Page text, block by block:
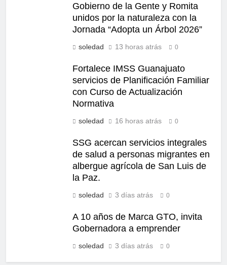
Gobierno de la Gente y Romita
unidos por la naturaleza con la
Jornada “Adopta un Árbol 2026”
soledad 13 horas atrás 0
Fortalece IMSS Guanajuato
servicios de Planificación Familiar
con Curso de Actualización
Normativa
soledad 16 horas atrás 0
SSG acercan servicios integrales
de salud a personas migrantes en
albergue agrícola de San Luis de
la Paz.
soledad 3 días atrás 0
A 10 años de Marca GTO, invita
Gobernadora a emprender
soledad 3 días atrás 0